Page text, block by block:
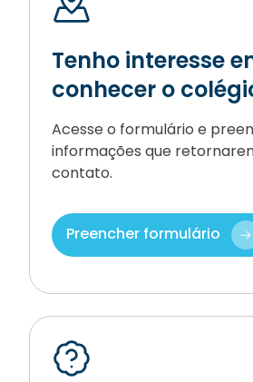
Tenho interesse
conhecer o
Acesse o formulário e
informações que
contato.
Preencher formulário